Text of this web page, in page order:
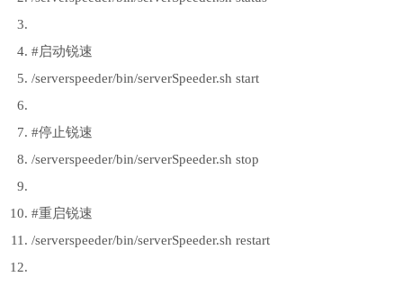
#启动锐速
/serverspeeder/bin/serverSpeeder.sh start
#停止锐速
/serverspeeder/bin/serverSpeeder.sh stop
#重启锐速
/serverspeeder/bin/serverSpeeder.sh restart